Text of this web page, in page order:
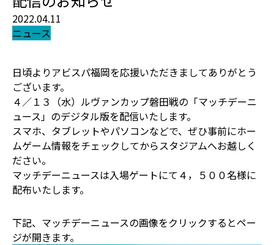
2022.04.11
ニュース
日頃よりアビスパ福岡を応援いただきましてありがとう
ございます。
４／１３（水）ルヴァンカップ磐田戦の「マッチデーニ
ュース」のデジタル版を配信いたします。
スマホ、タブレットやパソコンなどで、ぜひ事前にホー
ムゲーム情報をチェックしてからスタジアムへお越しく
ださい。
マッチデーニュースは入場ゲートにて４，５００名様に
配布いたします。
下記、マッチデーニュースの画像をクリックするとペー
ジが開きます。